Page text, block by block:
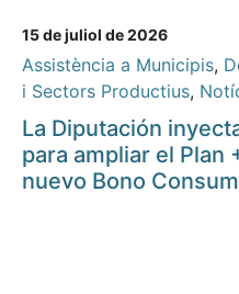
15 de juliol de 2026
Assistència a Municipis,
i Sectors Productius,
La Diputación
para ampliar el Plan
nuevo Bono